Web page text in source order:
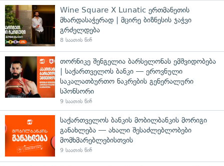
Wine Square X Lunatic ერთმანეთის
მხარდასაჭერად | მცირე ბიზნესის ჯაჭვი
გრძელდება
8 საათის წინ
თორნიკე შენგელია ბარსელონას ემშვიდობება
| საქართველოს ბანკი — ეროვნული
საკალათბურთო ნაკრების გენერალური
სპონსორი
9 საათის წინ
საქართველოს ბანკის მობილბანკის მორიგი
განახლება — ახალი შესაძლებლობები
მომხმარებლებისთვის
9 საათის წინ